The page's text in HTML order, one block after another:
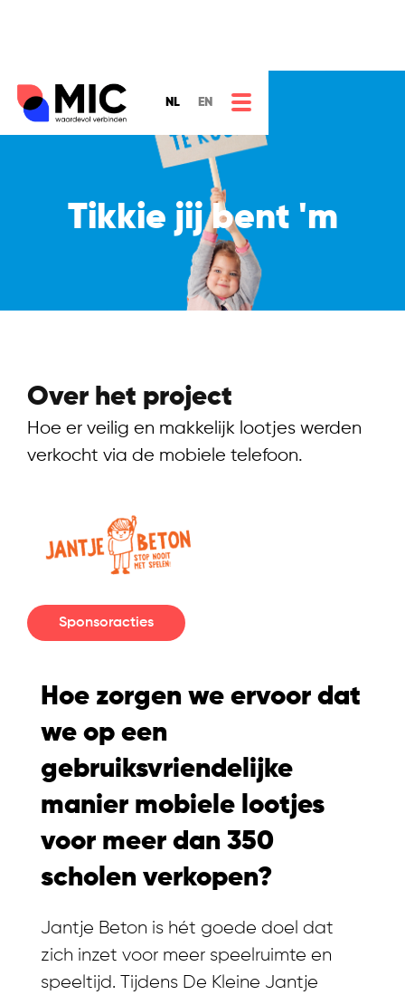
NL EN
Tikkie jij bent 'm
Over het project
Hoe er veilig en makkelijk lootjes werden
verkocht via de mobiele telefoon.
Sponsoracties
Hoe zorgen we ervoor dat
we op een
gebruiksvriendelijke
manier mobiele lootjes
voor meer dan 350
scholen verkopen?
Jantje Beton is hét goede doel dat
zich inzet voor meer speelruimte en
speeltijd. Tijdens De Kleine Jantje